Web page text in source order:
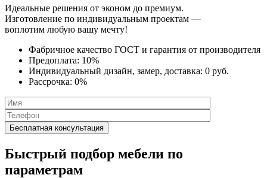
Идеальные решения от эконом до премиум.
Изготовление по индивидуальным проектам —
воплотим любую вашу мечту!
Фабричное качество ГОСТ и гарантия от производителя
Предоплата: 10%
Индивидуальный дизайн, замер, доставка: 0 руб.
Рассрочка: 0%
Быстрый подбор мебели по
параметрам